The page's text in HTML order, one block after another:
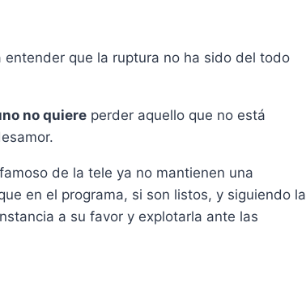
que la ruptura no ha sido del todo
no quiere perder aquello que no está
de la tele ya no mantienen una
en el programa, si son listos, y siguiendo la
a su favor y explotarla ante las